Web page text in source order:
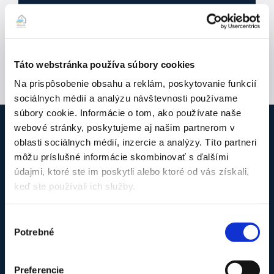
Táto webstránka používa súbory cookies
Na prispôsobenie obsahu a reklám, poskytovanie funkcií
sociálnych médií a analýzu návštevnosti používame
súbory cookie. Informácie o tom, ako používate naše
webové stránky, poskytujeme aj našim partnerom v
oblasti sociálnych médií, inzercie a analýzy. Títo partneri
môžu príslušné informácie skombinovať s ďalšími
údajmi, ktoré ste im poskytli alebo ktoré od vás získali,
keď ste používali ich služby.
súhlasu
Potrebné
Preferencie
types:
pdf,
docx,
doc.
O firme Klimy.net
Sme tu pre Vás už viac ako 12 rokov, ak potrebujete
profesionálnu montáž alebo servis klimatizácií a tepelných
čerpadiel. Pôsobíme v Bratislavskom a Trnavskom kraji (iné
zákazníkom aj Vy. Sme Klimy.net – poradíme, namontujete a
Nie je firma ako firma – naše oprávnenia :